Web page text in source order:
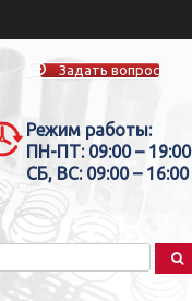
Задать вопрос
Режим работы:
ПН-ПТ: 09:00 – 19:00
СБ, ВС: 09:00 – 16:00